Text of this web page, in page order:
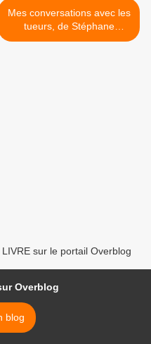
Mes conversations avec les
tueurs, de Stéphane
Bourgoin >
sur le portail Overblog
Overblog
blog